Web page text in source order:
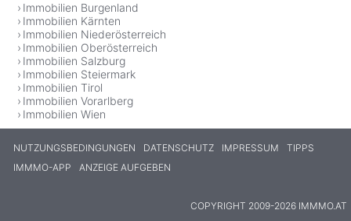
Immobilien Burgenland
Immobilien Kärnten
Immobilien Niederösterreich
Immobilien Oberösterreich
Immobilien Salzburg
Immobilien Steiermark
Immobilien Tirol
Immobilien Vorarlberg
Immobilien Wien
NUTZUNGSBEDINGUNGEN DATENSCHUTZ IMPRESSUM
TIPPS
IMMMO-APP
ANZEIGE AUFGEBEN
COPYRIGHT 2009-2026 IMMMO.AT